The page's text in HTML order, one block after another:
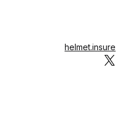
helmet.insure